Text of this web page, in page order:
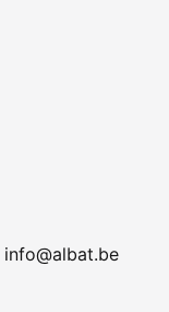
info@albat.be